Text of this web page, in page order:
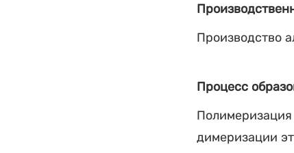
Производство
Процесс
Полимеризация
димеризации